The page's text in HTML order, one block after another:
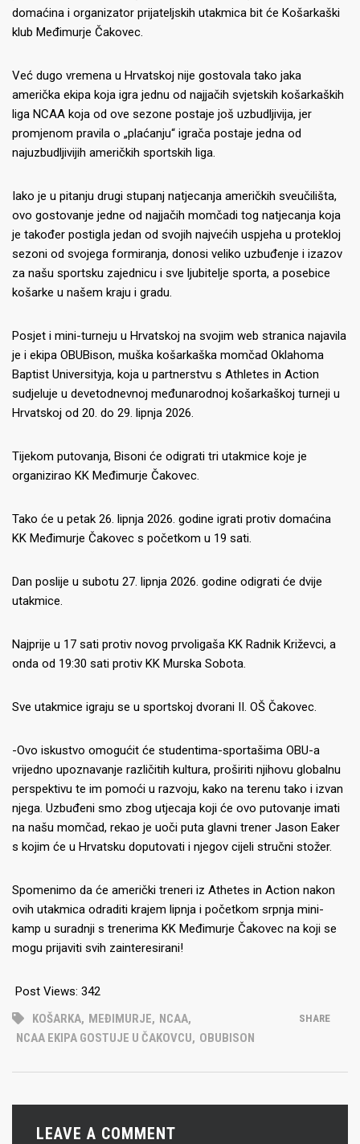
domaćina i organizator prijateljskih utakmica bit će Košarkaški
klub Međimurje Čakovec.
Već dugo vremena u Hrvatskoj nije gostovala tako jaka
američka ekipa koja igra jednu od najjačih svjetskih košarkaških
liga NCAA koja od ove sezone postaje još uzbudljivija, jer
promjenom pravila o „plaćanju“ igrača postaje jedna od
najuzbudljivijih američkih sportskih liga.
Iako je u pitanju drugi stupanj natjecanja američkih sveučilišta,
ovo gostovanje jedne od najjačih momčadi tog natjecanja koja
je također postigla jedan od svojih najvećih uspjeha u protekloj
sezoni od svojega formiranja, donosi veliko uzbuđenje i izazov
za našu sportsku zajednicu i sve ljubitelje sporta, a posebice
košarke u našem kraju i gradu.
Posjet i mini-turneju u Hrvatskoj na svojim web stranica najavila
je i ekipa OBUBison, muška košarkaška momčad Oklahoma
Baptist Universityja, koja u partnerstvu s Athletes in Action
sudjeluje u devetodnevnoj međunarodnoj košarkaškoj turneji u
Hrvatskoj od 20. do 29. lipnja 2026.
Tijekom putovanja, Bisoni će odigrati tri utakmice koje je
organizirao KK Međimurje Čakovec.
Tako će u petak 26. lipnja 2026. godine igrati protiv domaćina
KK Međimurje Čakovec s početkom u 19 sati.
Dan poslije u subotu 27. lipnja 2026. godine odigrati će dvije
utakmice.
Najprije u 17 sati protiv novog prvoligaša KK Radnik Križevci, a
onda od 19:30 sati protiv KK Murska Sobota.
Sve utakmice igraju se u sportskoj dvorani II. OŠ Čakovec.
-Ovo iskustvo omogućit će studentima-sportašima OBU-a
vrijedno upoznavanje različitih kultura, proširiti njihovu globalnu
perspektivu te im pomoći u razvoju, kako na terenu tako i izvan
njega. Uzbuđeni smo zbog utjecaja koji će ovo putovanje imati
na našu momčad, rekao je uoči puta glavni trener Jason Eaker
s kojim će u Hrvatsku doputovati i njegov cijeli stručni stožer.
Spomenimo da će američki treneri iz Athetes in Action nakon
ovih utakmica odraditi krajem lipnja i početkom srpnja mini-
kamp u suradnji s trenerima KK Međimurje Čakovec na koji se
mogu prijaviti svih zainteresirani!
Post Views: 342
KOŠARKA, MEĐIMURJE, NCAA,
NCAA EKIPA GOSTUJE U ČAKOVCU, OBUBISON
SHARE
LEAVE A COMMENT